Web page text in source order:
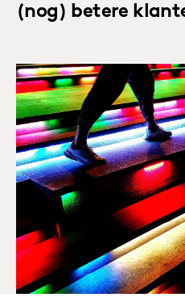
(nog) betere